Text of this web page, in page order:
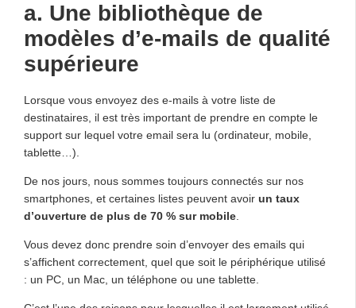
a. Une bibliothèque de
modèles d’e-mails de qualité
supérieure
Lorsque vous envoyez des e-mails à votre liste de
destinataires, il est très important de prendre en compte le
support sur lequel votre email sera lu (ordinateur, mobile,
tablette…).
De nos jours, nous sommes toujours connectés sur nos
smartphones, et certaines listes peuvent avoir un taux
d’ouverture de plus de 70 % sur mobile.
Vous devez donc prendre soin d’envoyer des emails qui
s’affichent correctement, quel que soit le périphérique utilisé
: un PC, un Mac, un téléphone ou une tablette.